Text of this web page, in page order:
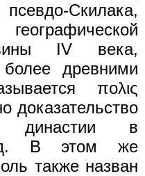
Скилака,
IV века,
древними
πολις
доказательство
династии в
В этом же
также назван